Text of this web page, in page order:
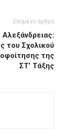
Επόμενο άρθρο
του Σχολικού
της
ΣΤ’ Τάξης